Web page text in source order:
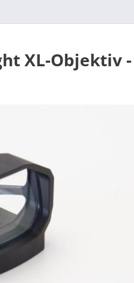
XL-Objektiv